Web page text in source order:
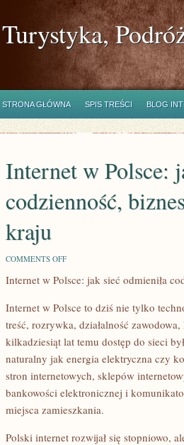
Turystyka,
STRONA GŁÓWNA SPIS TREŚCI BLOG
Internet w Polsce:
codzienność,
kraju
COMMENTS OFFON
W
POLSCE:
SIEĆ
PRZEKSZTAŁCIŁA
CODZIENNOŚĆ,
BIZNES
SPOSÓB
MYŚLENIA
CAŁEGO
KRAJU
Internet w Polsce: jak sieć odmieniła
Internet w Polsce to dziś nie tylko
treść, rozrywka, działalność
kilkadziesiąt lat temu dostęp do sieci
naturalny jak energia elektryczna czy
stron internetowych, sklepów
bankowości elektronicznej i
miejsca zamieszkania.
Polski internet rozwijał się stopniowo,